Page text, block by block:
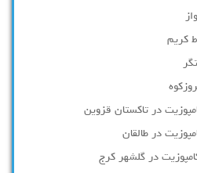
کریم
در تاکستان قزوین
در طالقان
در گلشهر کرج